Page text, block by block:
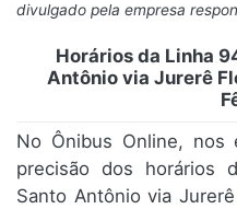
divulgado pela empresa
Horários da Linha
Antônio via Jurerê
No Ônibus Online, nos
precisão dos horários
Santo Antônio via